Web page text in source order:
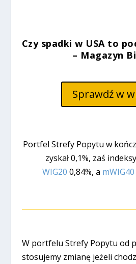
Czy spadki w USA to
– Magazyn
Sprawdź w
Portfel Strefy Popytu w
zyskał 0,1%, zaś
WIG20 0,84%, a mWIG40
W portfelu Strefy Popytu od
stosujemy zmianę jeżeli